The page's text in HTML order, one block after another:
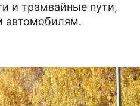
и трамвайные пути,
автомобилям.